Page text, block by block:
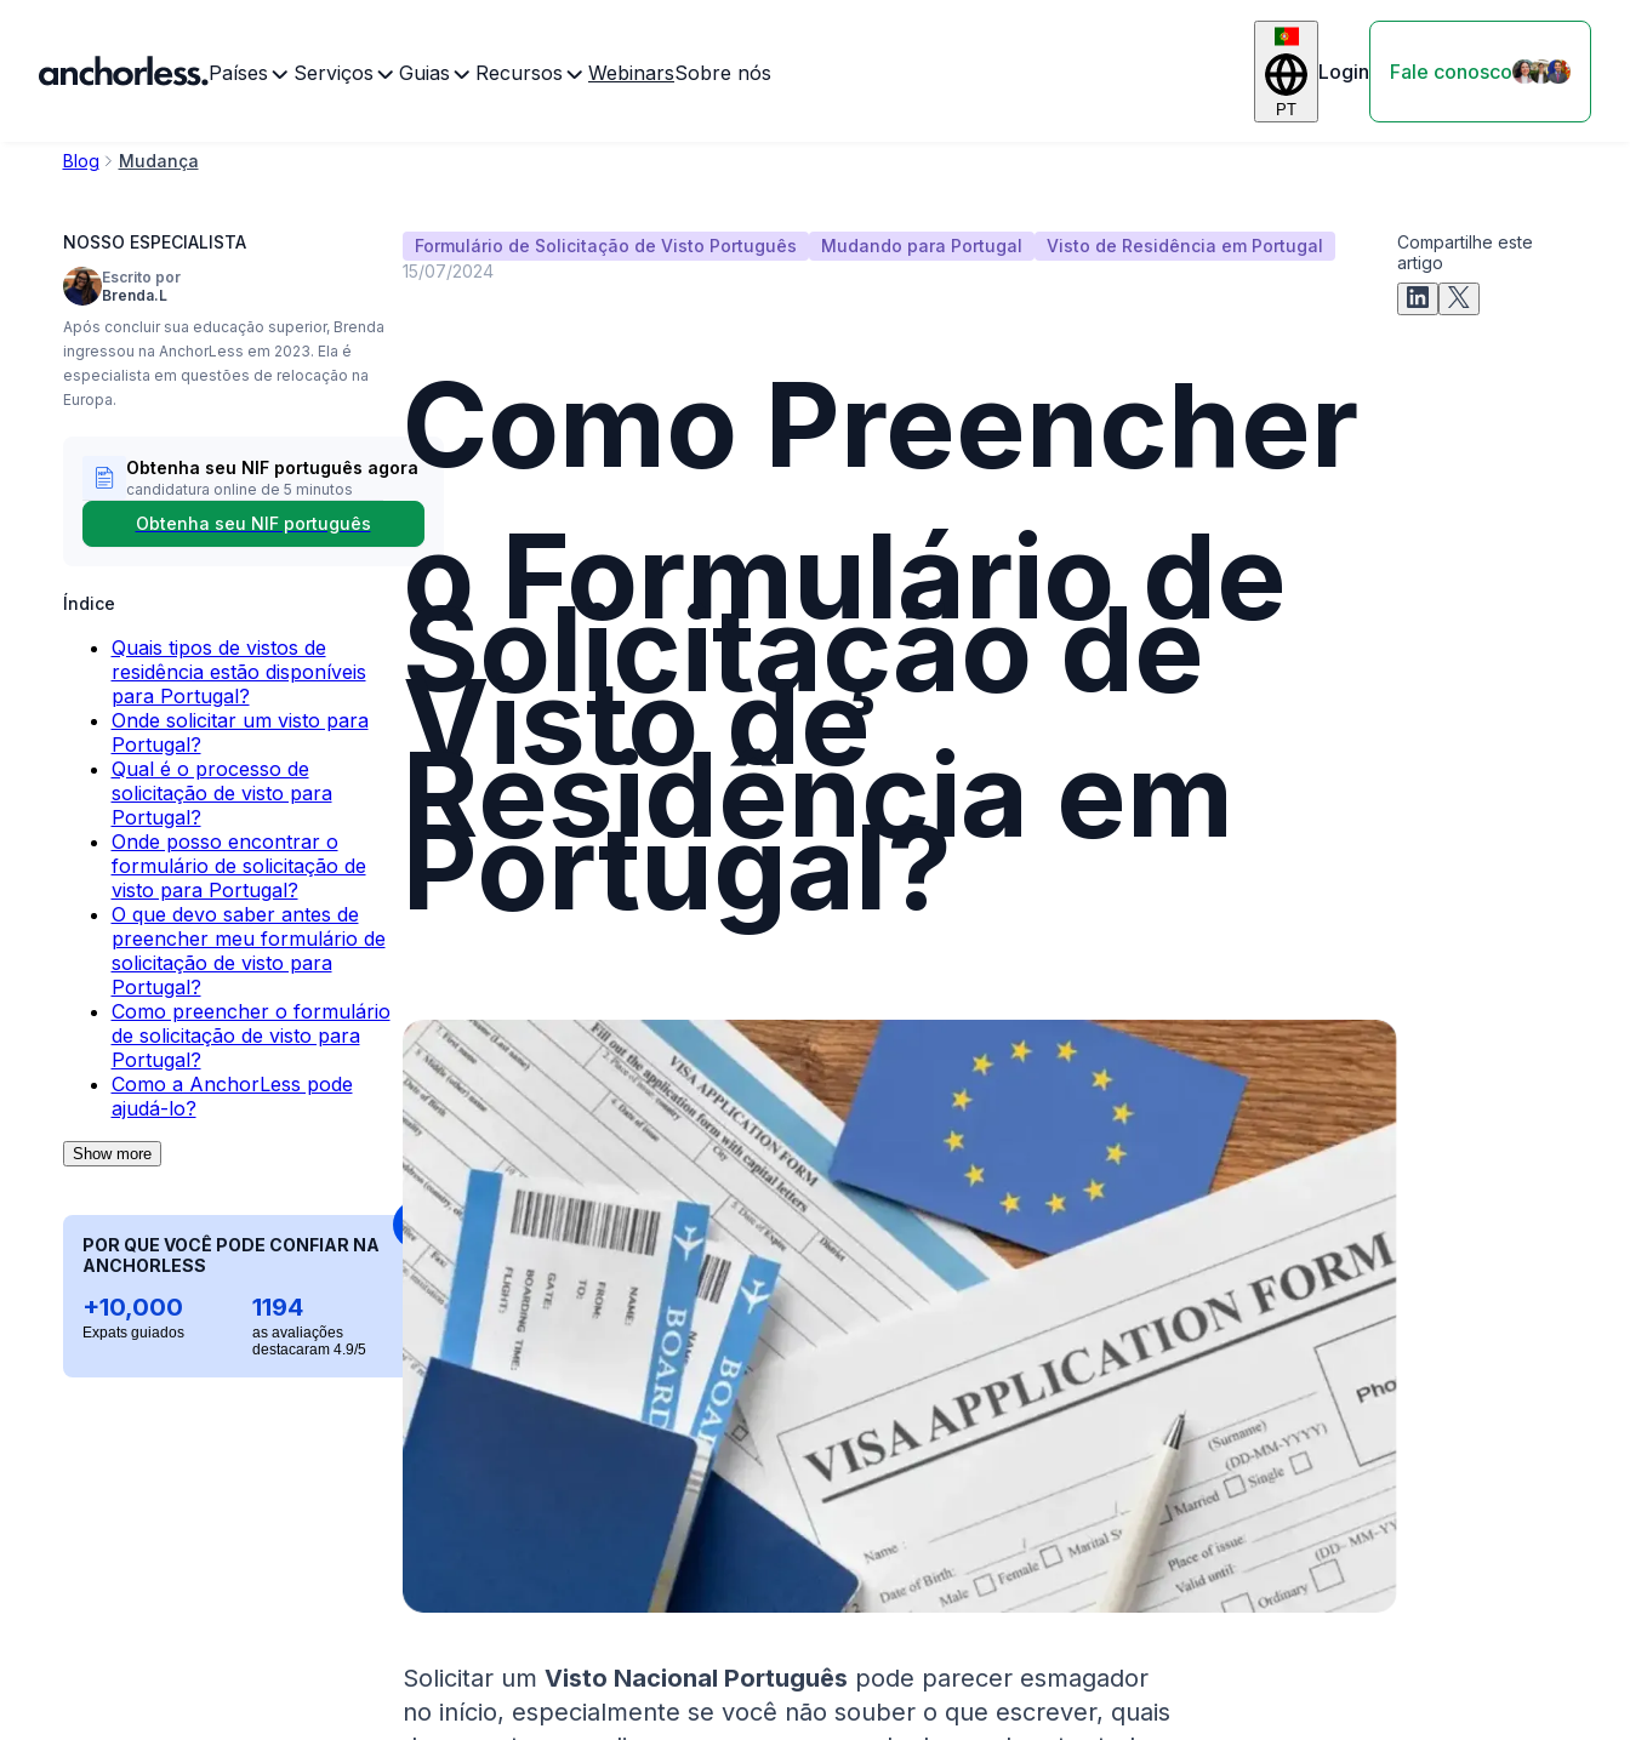
Países Serviços Guias Recursos WebinarsSobre nós
PT
Login Fale conosco
Blog Mudança
NOSSO ESPECIALISTA
Escrito por
Brenda.L
Após concluir sua educação superior, Brenda
ingressou na AnchorLess em 2023. Ela é
especialista em questões de relocação na
Europa.
Obtenha seu NIF português agora
candidatura online de 5 minutos
Obtenha seu NIF português
Índice
Quais tipos de vistos de
residência estão disponíveis
para Portugal?
Onde solicitar um visto para
Portugal?
Qual é o processo de
solicitação de visto para
Portugal?
Onde posso encontrar o
formulário de solicitação de
visto para Portugal?
O que devo saber antes de
preencher meu formulário de
solicitação de visto para
Portugal?
Como preencher o formulário
de solicitação de visto para
Portugal?
Como a AnchorLess pode
ajudá-lo?
Show more
POR QUE VOCÊ PODE CONFIAR NA
ANCHORLESS
+10,000
Expats guiados
1194
as avaliações
destacaram 4.9/5
Formulário de Solicitação de Visto Português Mudando para Portugal
Visto de Residência em Portugal
15/07/2024
Como Preencher
o Formulário de
Solicitação de
Visto de
Residência em
Portugal?
Solicitar um Visto Nacional Português pode parecer esmagador
no início, especialmente se você não souber o que escrever, quais
Compartilhe este
artigo